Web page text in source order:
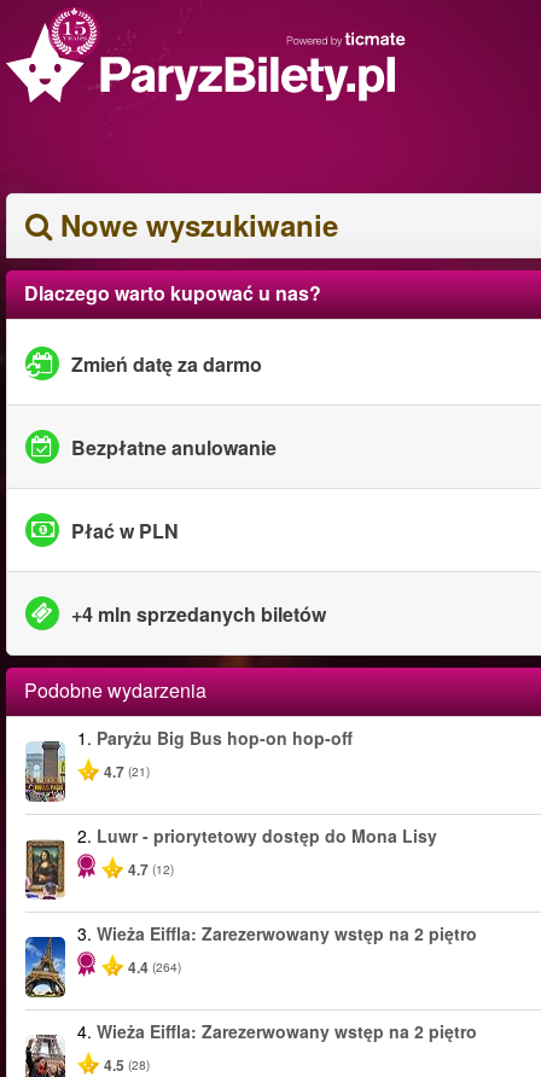
Nowe wyszukiwanie
Dlaczego warto kupować u nas?
Zmień datę za darmo
Bezpłatne anulowanie
Płać w PLN
+4 mln sprzedanych biletów
Podobne wydarzenia
1. Paryżu Big Bus hop-on hop-off
4.7 (21)
2. Luwr - priorytetowy dostęp do Mona Lisy
4.7 (12)
3. Wieża Eiffla: Zarezerwowany wstęp na 2 piętro
4.4 (264)
4. Wieża Eiffla: Zarezerwowany wstęp na 2 piętro
4.5 (28)